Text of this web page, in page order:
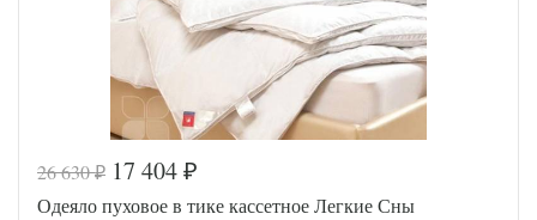
Тик
Belpol
(Россия)
Код товара
517-893
AL4607048
26 630₽ 17 404 ₽
Одеяло пуховое в тике кассетное Легкие Сны